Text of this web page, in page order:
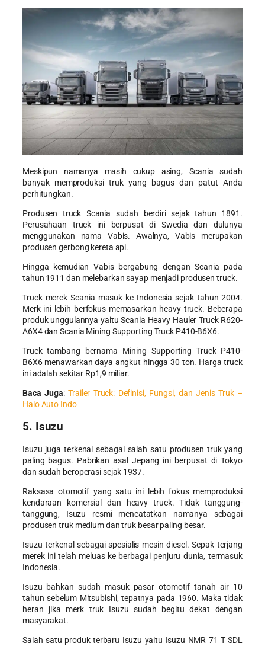
Meskipun namanya masih cukup asing, Scania sudah
banyak memproduksitruk yang bagusdan patut Anda
perhitungkan.
Produsen truck Scania sudah berdiri sejak tahun 1891.
Perusahaan truck ini berpusat di Swedia dan dulunya
menggunakan nama Vabis. Awalnya, Vabis merupakan
produsen gerbong kereta api.
Hingga kemudian Vabis bergabung dengan Scania pada
tahun 1911 dan melebarkan sayap menjadi produsen truck.
Truck merek Scania masuk ke Indonesia sejak tahun 2004.
Merk ini lebih berfokus memasarkan heavy truck. Beberapa
produk unggulannya yaitu Scania Heavy Hauler Truck R620-
A6X4 dan Scania Mining Supporting Truck P410-B6X6.
Truck tambang bernama Mining Supporting Truck P410-
B6X6 menawarkan daya angkut hingga 30 ton. Harga truck
ini adalah sekitar Rp1,9 miliar.
Baca Juga:Trailer Truck: Definisi, Fungsi, dan Jenis Truk –
Halo Auto Indo
5. Isuzu
Isuzu juga terkenal sebagai salah satu produsen truk yang
paling bagus. Pabrikan asal Jepang ini berpusat di Tokyo
dan sudah beroperasi sejak 1937.
Raksasa otomotif yang satu ini lebih fokus memproduksi
kendaraan komersial dan heavy truck. Tidak tanggung-
tanggung, Isuzu resmi mencatatkan namanya sebagai
produsen truk medium dan truk besar paling besar.
Isuzu terkenal sebagai spesialis mesin diesel. Sepak terjang
merek ini telah meluas ke berbagai penjuru dunia, termasuk
Indonesia.
Isuzu bahkan sudah masuk pasar otomotif tanah air 10
tahun sebelum Mitsubishi, tepatnya pada 1960. Maka tidak
heran jika merk truk Isuzu sudah begitu dekat dengan
masyarakat.
Salah satu produk terbaru Isuzu yaitu Isuzu NMR 71 T SDL